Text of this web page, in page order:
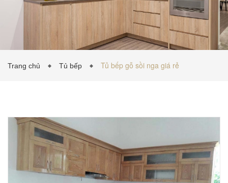
TỦ BẾP INOX
VẬT LIỆU NỘI THẤT TIN TỨC
Trang chủ Tủ bếp Tủ bếp gỗ sồi nga giá rẻ